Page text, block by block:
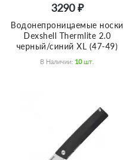
3290 ₽
Водонепроницаемые носки
Dexshell Thermlite 2.0
черный/синий XL (47-49)
В Наличии: 10 Шт.